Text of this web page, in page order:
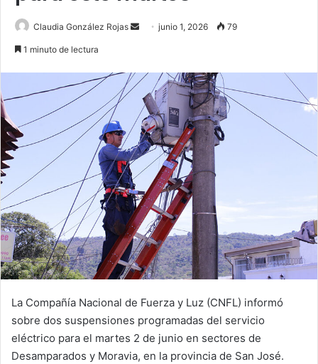
Claudia González Rojas
Sendjunio 1, 2026 79
1 minuto de lectura
La Compañía Nacional de Fuerza y Luz (CNFL) informó
sobre dos suspensiones programadas del servicio
eléctrico para el martes 2 de junio en sectores de
Desamparados y Moravia, en la provincia de San José.